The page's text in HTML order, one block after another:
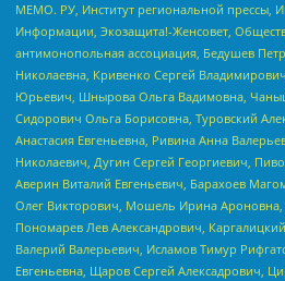
МЕМО. РУ, Институт региональной прессы,
Информации, Экозащита!-Женсовет,
антимонопольная ассоциация, Бедушев
Николаевна, Кривенко Сергей
Юрьевич, Шнырова Ольга Вадимовна,
Сидорович Ольга Борисовна, Туровский
Анастасия Евгеньевна, Ривина Анна
Николаевич, Дугин Сергей Георгиевич,
Аверин Виталий Евгеньевич, Барахоев
Олег Викторович, Мошель Ирина Ароновна,
Пономарев Лев Александрович,
Валерий Валерьевич, Исламов Тимур
Евгеньевна, Щаров Сергей Алексадрович,